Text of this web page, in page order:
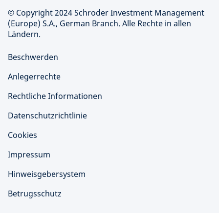
© Copyright 2024 Schroder Investment Management
(Europe) S.A., German Branch. Alle Rechte in allen
Ländern.
Beschwerden
Anlegerrechte
Rechtliche Informationen
Datenschutzrichtlinie
Cookies
Impressum
Hinweisgebersystem
Betrugsschutz